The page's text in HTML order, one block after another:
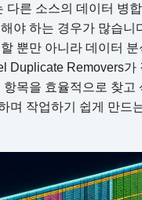
다른 소스의 데이터 병
야 하는 경우가 많습니
뿐만 아니라 데이터 분
Duplicate Removers가
목을 효율적으로 찾고
며 작업하기 쉽게 만드